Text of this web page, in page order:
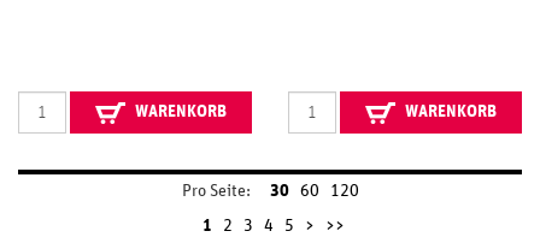
WARENKORB WARENKORB
Pro Seite: 30 60 120
1 2 3 4 5 > >>